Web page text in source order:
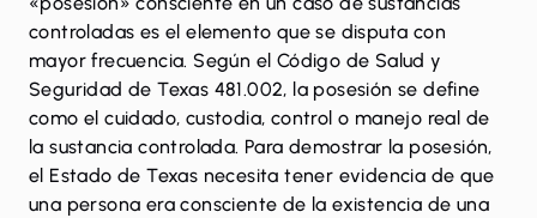
controladas es el elemento que se disputa con
mayor frecuencia. Según el Código de Salud y
Seguridad de Texas 481.002, la posesión se define
como el cuidado, custodia, control o manejo real de
la sustancia controlada. Para demostrar la posesión,
el Estado de Texas necesita tener evidencia de que
una persona era consciente de la existencia de una